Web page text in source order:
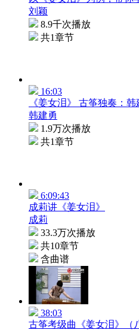
刘颖
8.9千次播放
共1章节
16:03
《姜女泪》 古筝独奏：韩
韩建勇
1.9万次播放
共1章节
6:09:43
成莉讲《姜女泪》
成莉
33.3万次播放
共10章节
含曲谱
38:03
古筝考级曲《姜女泪》（